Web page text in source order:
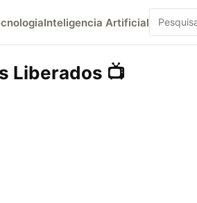
Inteligencia Artificial
Liberados 📺